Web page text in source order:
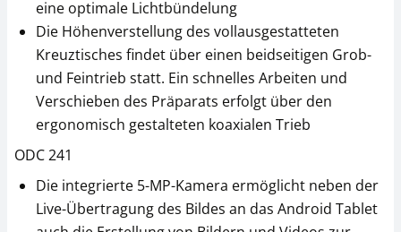
Mikroskop Okular
KERN OBB-A1354
Staubschutzhaube
KERN OBB-A1387
eine optimale Lichtbündelung
Die Höhenverstellung des vollausgestatteten
Kreuztisches findet über einen beidseitigen Grob-
und Feintrieb statt. Ein schnelles Arbeiten und
Verschieben des Präparats erfolgt über den
ergonomisch gestalteten koaxialen Trieb
ODC 241
Die integrierte 5-MP-Kamera ermöglicht neben der
Live-Übertragung des Bildes an das Android Tablet